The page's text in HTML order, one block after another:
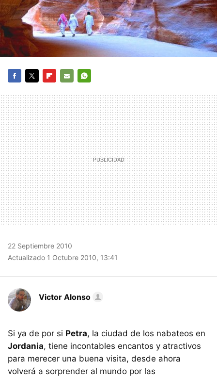
MAIL
22 Septiembre 2010
Actualizado 1 Octubre 2010, 13:41
Victor Alonso
Si ya de por si Petra, la ciudad de los nabateos en
Jordania, tiene incontables encantos y atractivos
para merecer una buena visita, desde ahora
volverá a sorprender al mundo por las